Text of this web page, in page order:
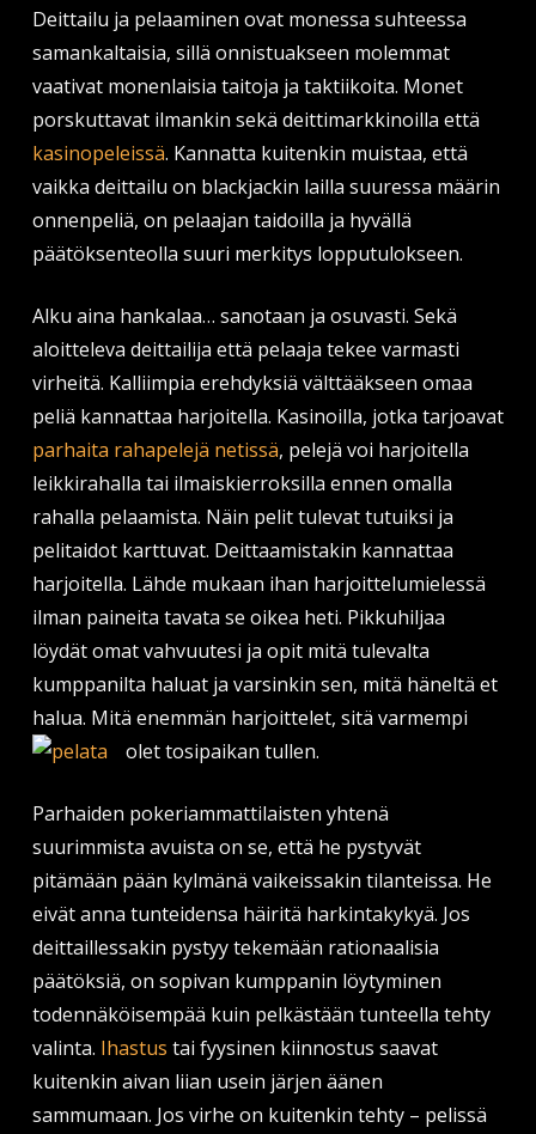
Deittailu ja pelaaminen ovat monessa suhteessa
samankaltaisia, sillä onnistuakseen molemmat
vaativat monenlaisia taitoja ja taktiikoita. Monet
porskuttavat ilmankin sekä deittimarkkinoilla että
kasinopeleissä. Kannatta kuitenkin muistaa, että
vaikka deittailu on blackjackin lailla suuressa määrin
onnenpeliä, on pelaajan taidoilla ja hyvällä
päätöksenteolla suuri merkitys lopputulokseen.
Alku aina hankalaa… sanotaan ja osuvasti. Sekä
aloitteleva deittailija että pelaaja tekee varmasti
virheitä. Kalliimpia erehdyksiä välttääkseen omaa
peliä kannattaa harjoitella. Kasinoilla, jotka tarjoavat
parhaita rahapelejä netissä, pelejä voi harjoitella
leikkirahalla tai ilmaiskierroksilla ennen omalla
rahalla pelaamista. Näin pelit tulevat tutuiksi ja
pelitaidot karttuvat. Deittaamistakin kannattaa
harjoitella. Lähde mukaan ihan harjoittelumielessä
ilman paineita tavata se oikea heti. Pikkuhiljaa
löydät omat vahvuutesi ja opit mitä tulevalta
kumppanilta haluat ja varsinkin sen, mitä häneltä et
halua. Mitä enemmän harjoittelet, sitä varmempi
olet tosipaikan tullen.
Parhaiden pokeriammattilaisten yhtenä
suurimmista avuista on se, että he pystyvät
pitämään pään kylmänä vaikeissakin tilanteissa. He
eivät anna tunteidensa häiritä harkintakykyä. Jos
deittaillessakin pystyy tekemään rationaalisia
päätöksiä, on sopivan kumppanin löytyminen
todennäköisempää kuin pelkästään tunteella tehty
valinta. Ihastus tai fyysinen kiinnostus saavat
kuitenkin aivan liian usein järjen äänen
sammumaan. Jos virhe on kuitenkin tehty – pelissä